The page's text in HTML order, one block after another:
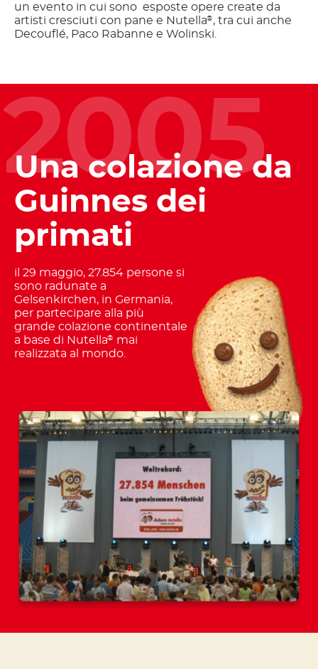
un evento in cui sono esposte opere create da
artisti cresciuti con pane e Nutella® , tra cui anche
Decouflé, Paco Rabanne e Wolinski.
2005
Una colazione da
Guinnes dei
primati
il 29 maggio, 27.854 persone si
sono radunate a
Gelsenkirchen, in Germania,
per partecipare alla più
grande colazione continentale
a base di Nutella® mai
realizzata al mondo.